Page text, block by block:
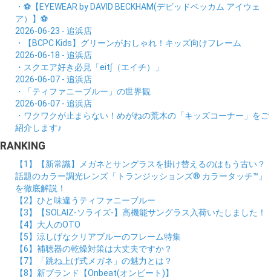
・⚽【EYEWEAR by DAVID BECKHAM(デビッドベッカム アイウェ
ア）】⚽
2026-06-23 - 追浜店
・【BCPC Kids】グリーンがおしゃれ！キッズ向けフレーム
2026-06-18 - 追浜店
・スクエア好き必見「eit∫（エイチ）」
2026-06-07 - 追浜店
・「ティファニーブルー」の世界観
2026-06-07 - 追浜店
・ワクワクが止まらない！めがねの荒木の「キッズコーナー」をご
紹介します♪
RANKING
【1】【新常識】メガネとサングラスを掛け替えるのはもう古い？
話題のカラー調光レンズ「トランジッションズ® カラータッチ™」
を徹底解説！
【2】ひと味違うティファニーブルー
【3】【SOLAIZ-ソライズ-】高機能サングラス入荷いたしました！
【4】大人のOTO
【5】涼しげなクリアブルーのフレーム特集
【6】補聴器の乾燥対策は大丈夫ですか？
【7】「跳ね上げ式メガネ」の魅力とは？
【8】新ブランド【Onbeat(オンビート)】